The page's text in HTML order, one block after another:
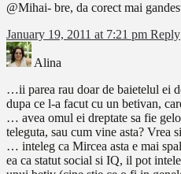
@Mihai- bre, da corect mai
January 19, 2011 at 7:21 pm Reply
Alina
…ii parea rau doar de baietelul ei
dupa ce l-a facut cu un betivan,
… avea omul ei dreptate sa fie
teleguta, sau cum vine asta? Vrea
… inteleg ca Mircea asta e mai
ea ca statut social si IQ, il pot